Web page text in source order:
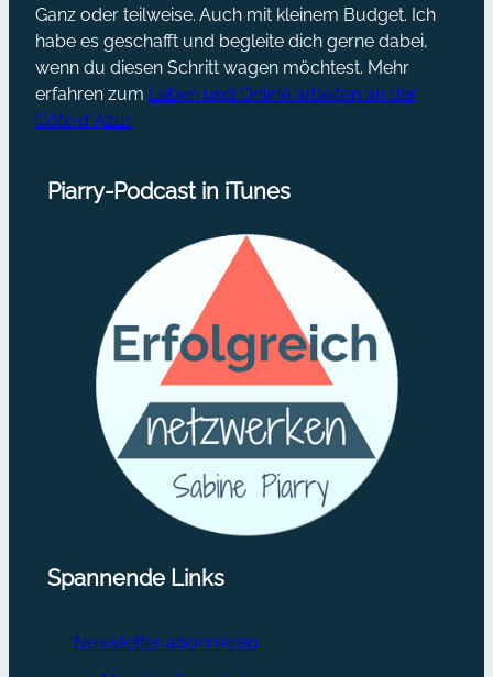
Ganz oder teilweise. Auch mit kleinem Budget. Ich
habe es geschafft und begleite dich gerne dabei,
wenn du diesen Schritt wagen möchtest. Mehr
erfahren zum Leben und Online arbeiten an der
Côte d´Azur
Piarry-Podcast in iTunes
Spannende Links
Newsletter abonnieren